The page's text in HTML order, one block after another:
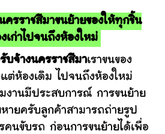
ครราชสีมาขนย้ายของให้ทุกชิ้น
เก่าไปจนถึงห้องใหม่
บจ้างนครราชสีมาเราขนของ
ต่ห้องเดิม ไปจนถึงห้องใหม่
งานมีประสบการณ์ การขนย้าย
หายครับลูกค้าสามารถถ่ายรูป
คนขับรถ ก่อนการขนย้ายได้เพื่อ